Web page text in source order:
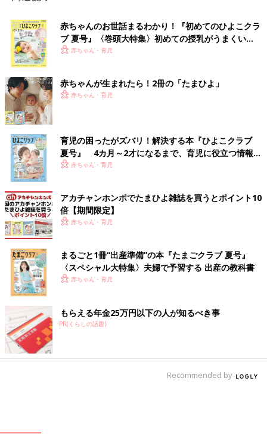
赤ちゃんのお世話まるわかり！『初めてのひよこクラ
ブ 夏号』〈巻頭大特集〉初めての授乳がうまくい
く！ おっぱい・ミルクの基本と夏のトラブル 解決テ
赤ちゃん・育児
赤ちゃんが生まれたら！2冊の「たまひよ」
赤ちゃん・育児
育児の困ったがズバリ！解決する本『ひよこクラブ
夏号』 4カ月～2才になるまで、育児に役立つ情報が
いっぱい！
赤ちゃん・育児
アカチャンホンポでたまひよ雑誌を買うとポイント10
倍【期間限定】
赤ちゃん・育児
まるごと1冊“出産準備”の本『たまごクラブ 夏号』
〈スペシャル大特集〉夫婦で予習する 出産の教科書
赤ちゃん・育児
もらえる年金25万円以下の人が知るべき事
PR(くらしの話題)
Recommended by